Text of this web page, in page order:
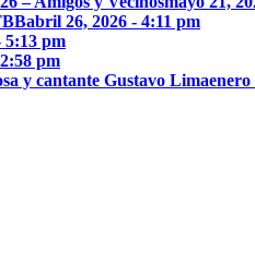
abril 26, 2026 - 4:11 pm
5:13 pm
pm
y cantante Gustavo Limaenero